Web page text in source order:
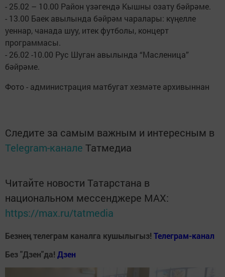
- 25.02 – 10.00 Район үзәгендә Кышны озату бәйрәме.
- 13.00 Баек авылында бәйрәм чаралары: күңелле
уеннар, чанада шуу, итек футболы, концерт
программасы.
- 26.02 -10.00 Рус Шуган авылында “Масленица”
бәйрәме.
Фото - администрация матбугат хезмәте архивыннан
Следите за самым важным и интересным в
Telegram-канале Татмедиа
Читайте новости Татарстана в
национальном мессенджере MАХ:
https://max.ru/tatmedia
Безнең телеграм каналга кушылыгыз! Телеграм-канал
Без "Дзен"да! Дзен